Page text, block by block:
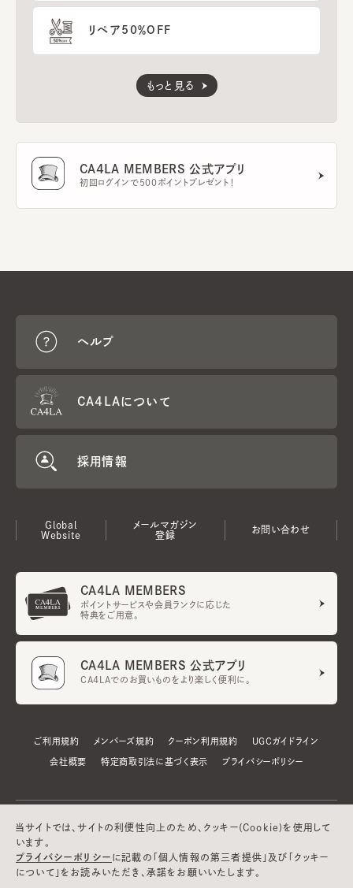
リペア50％OFF
もっと見る
CA4LA MEMBERS 公式アプリ
初回ログインで500ポイントプレゼント！
ヘルプ
CA4LAについて
採用情報
Global
Website
メールマガジン
登録
お問い合わせ
CA4LA MEMBERS
ポイントサービスや会員ランクに応じた
特典をご用意。
CA4LA MEMBERS 公式アプリ
CA4LAでのお買いものをより楽しく便利に。
ご利用規約 メンバーズ規約 クーポン利用規約 UGCガイドライン
会社概要 特定商取引法に基づく表示 プライバシーポリシー
当サイトでは、サイトの利便性向上のため、クッキー(Cookie)を使用して
います。
プライバシーポリシー に記載の「個人情報の第三者提供」及び「クッキー
について」をお読みいただき、承諾をお願いいたします。